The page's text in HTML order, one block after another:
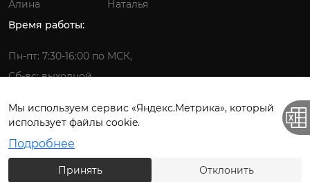
Алина
Наталья
Время работы:
Пн-пт: 7:30-16:00 по МСК,
Сб-вс: выходной
Фабрика детской одежды © 2026.
Мы используем сервис «Яндекс.Метрика», который
использует файлы cookie.
Подробнее
Принять Отклонить